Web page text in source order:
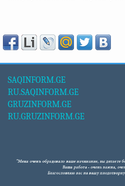
SAQINFORM.GE
RU.SAQINFORM.GE
GRUZINFORM.GE
RU.GRUZINFORM.GE